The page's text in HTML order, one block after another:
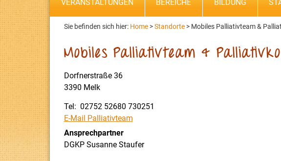
VERANSTALTUNGEN BEREICHE BILDUNG
Sie befinden sich hier: Home>Standorte> Mobiles Palliativteam &
Mobiles Palliativteam &
Dorfnerstraße 36
3390 Melk
Tel: 02752 52680 730251
E-Mail Palliativteam
Ansprechpartner
DGKP Susanne Staufer